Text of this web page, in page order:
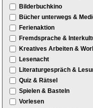
Bilderbuchkino
Bücher unterwegs &
Ferienaktion
Fremdsprache &
Kreatives Arbeiten &
Lesenacht
Literaturgespräch &
Quiz & Rätsel
Spielen & Basteln
Vorlesen